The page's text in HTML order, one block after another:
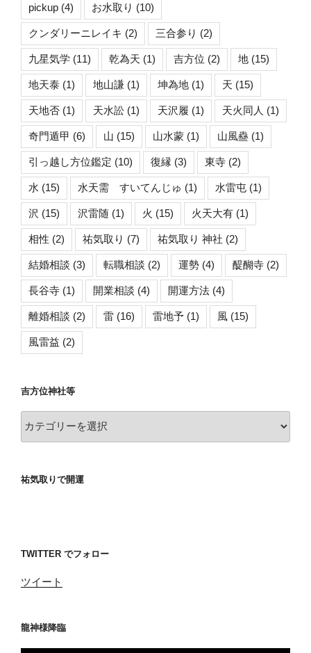
pickup (4) お水取り (10)
クンダリーニレイキ (2) 三合参り (2)
九星気学 (11) 乾為天 (1) 吉方位 (2) 地 (15)
地天泰 (1) 地山謙 (1) 坤為地 (1) 天 (15)
天地否 (1) 天水訟 (1) 天沢履 (1) 天火同人 (1)
奇門遁甲 (6) 山 (15) 山水蒙 (1) 山風蠱 (1)
引っ越し方位鑑定 (10) 復縁 (3) 東寺 (2)
水 (15) 水天需 すいてんじゅ (1) 水雷屯 (1)
沢 (15) 沢雷随 (1) 火 (15) 火天大有 (1)
相性 (2) 祐気取り (7) 祐気取り 神社 (2)
結婚相談 (3) 転職相談 (2) 運勢 (4) 醍醐寺 (2)
長谷寺 (1) 開業相談 (4) 開運方法 (4)
離婚相談 (2) 雷 (16) 雷地予 (1) 風 (15)
風雷益 (2)
吉方位神社等
方
社
祐気取りで開運
TWITTER でフォロー
ツイート
龍神様降臨